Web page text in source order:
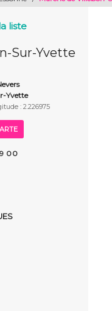
liste
Sur-Yvette
Yvette
: 2.226975
00